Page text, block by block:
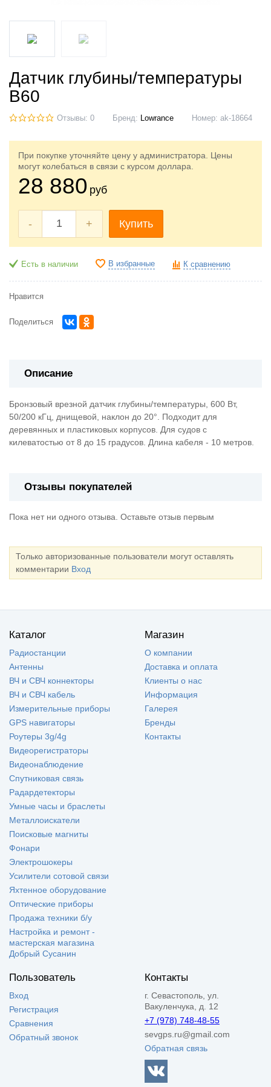
Датчик глубины/температуры
B60
Отзывы: 0 Бренд: Lowrance Номер: ak-18664
При покупке уточняйте цену у администратора. Цены
могут колебаться в связи с курсом доллара.
28 880 руб
- + Купить
Есть в наличии В избранные К сравнению
Нравится
Поделиться
Описание
Бронзовый врезной датчик глубины/температуры, 600 Вт,
50/200 кГц, днищевой, наклон до 20°. Подходит для
деревянных и пластиковых корпусов. Для судов с
килеватостью от 8 до 15 градусов. Длина кабеля - 10 метров.
Отзывы покупателей
Пока нет ни одного отзыва. Оставьте отзыв первым
Только авторизованные пользователи могут оставлять
комментарии Вход
Каталог
Радиостанции
Антенны
ВЧ и СВЧ коннекторы
ВЧ и СВЧ кабель
Измерительные приборы
GPS навигаторы
Роутеры 3g/4g
Видеорегистраторы
Видеонаблюдение
Спутниковая связь
Радардетекторы
Умные часы и браслеты
Металлоискатели
Поисковые магниты
Фонари
Электрошокеры
Усилители сотовой связи
Яхтенное оборудование
Оптические приборы
Продажа техники б/у
Настройка и ремонт -
мастерская магазина
Добрый Сусанин
Магазин
О компании
Доставка и оплата
Клиенты о нас
Информация
Галерея
Бренды
Контакты
Пользователь
Вход
Регистрация
Сравнения
Обратный звонок
Контакты
г. Севастополь, ул.
Вакуленчука, д. 12
+7 (978) 748-48-55
sevgps.ru@gmail.com
Обратная связь